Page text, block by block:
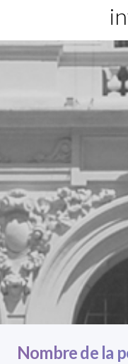
Nombre de la